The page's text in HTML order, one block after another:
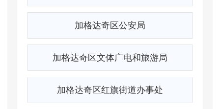
加格达奇区公安局
加格达奇区文体广电和旅游局
加格达奇区红旗街道办事处